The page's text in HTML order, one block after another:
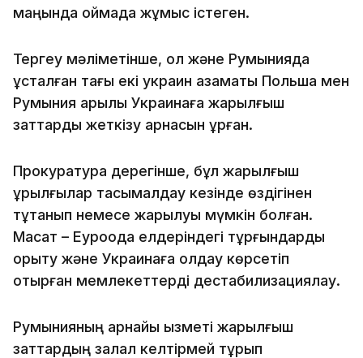
маңында қоймада жұмыс істеген.
Тергеу мәліметінше, ол және Румынияда
ұсталған тағы екі украин азаматы Польша мен
Румыния арқылы Украинаға жарылғыш
заттарды жеткізу арнасын құрған.
Прокуратура дерегінше, бұл жарылғыш
құрылғылар тасымалдау кезінде өздігінен
тұтанып немесе жарылуы мүмкін болған.
Мақсат – Еуроодақ елдеріндегі тұрғындарды
қорқыту және Украинаға қолдау көрсетіп
отырған мемлекеттерді дестабилизациялау.
Румынияның арнайы қызметі жарылғыш
заттардың залал келтірмей тұрып